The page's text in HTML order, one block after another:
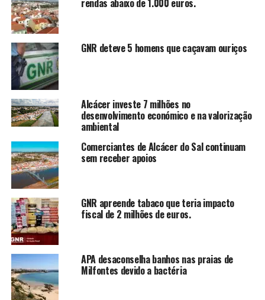
rendas abaixo de 1.000 euros.
GNR deteve 5 homens que caçavam ouriços
Alcácer investe 7 milhões no
desenvolvimento económico e na valorização
ambiental
Comerciantes de Alcácer do Sal continuam
sem receber apoios
GNR apreende tabaco que teria impacto
fiscal de 2 milhões de euros.
APA desaconselha banhos nas praias de
Milfontes devido a bactéria